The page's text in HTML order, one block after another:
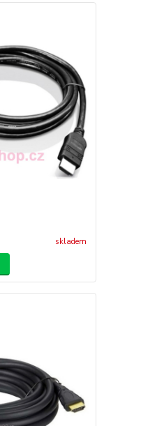
skladem